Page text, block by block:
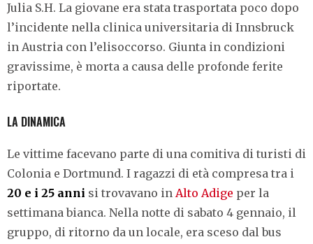
Julia S.H. La giovane era stata trasportata poco dopo
l’incidente nella clinica universitaria di Innsbruck
in Austria con l’elisoccorso. Giunta in condizioni
gravissime, è morta a causa delle profonde ferite
riportate.
LA DINAMICA
Le vittime facevano parte di una comitiva di turisti di
Colonia e Dortmund. I ragazzi di età compresa tra i
20 e i 25 anni si trovavano in Alto Adige per la
settimana bianca. Nella notte di sabato 4 gennaio, il
gruppo, di ritorno da un locale, era sceso dal bus